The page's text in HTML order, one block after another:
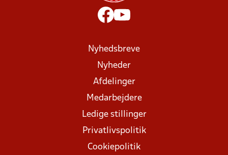
Nyhedsbreve
Nyheder
Afdelinger
Medarbejdere
Ledige stillinger
Privatlivspolitik
Cookiepolitik